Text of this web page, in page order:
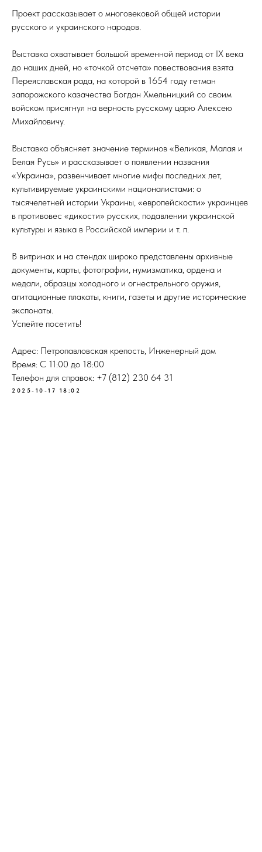
Проект рассказывает о многовековой общей истории
русского и украинского народов.
Выставка охватывает большой временной период от IX века
до наших дней, но «точкой отсчета» повествования взята
Переяславская рада, на которой в 1654 году гетман
запорожского казачества Богдан Хмельницкий со своим
войском присягнул на верность русскому царю Алексею
Михайловичу.
Выставка объясняет значение терминов «Великая, Малая и
Белая Русь» и рассказывает о появлении названия
«Украина», развенчивает многие мифы последних лет,
культивируемые украинскими националистами: о
тысячелетней истории Украины, «европейскости» украинцев
в противовес «дикости» русских, подавлении украинской
культуры и языка в Российской империи и т. п.
В витринах и на стендах широко представлены архивные
документы, карты, фотографии, нумизматика, ордена и
медали, образцы холодного и огнестрельного оружия,
агитационные плакаты, книги, газеты и другие исторические
экспонаты.
Успейте посетить!
Адрес: Петропавловская крепость, Инженерный дом
Время: С 11:00 до 18:00
Телефон для справок: +7 (812) 230 64 31
2025-10-17 18:02